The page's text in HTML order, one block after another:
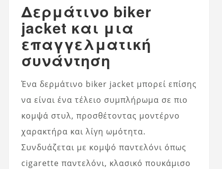
Δερμάτινο biker
jacket και μια
επαγγελματική
συνάντηση
Ένα δερμάτινο biker jacket μπορεί επίσης
να είναι ένα τέλειο συμπλήρωμα σε πιο
κομψά στυλ, προσθέτοντας μοντέρνο
χαρακτήρα και λίγη ωμότητα.
Συνδυάζεται με κομψό παντελόνι όπως
cigarette παντελόνι, κλασικό πουκάμισο